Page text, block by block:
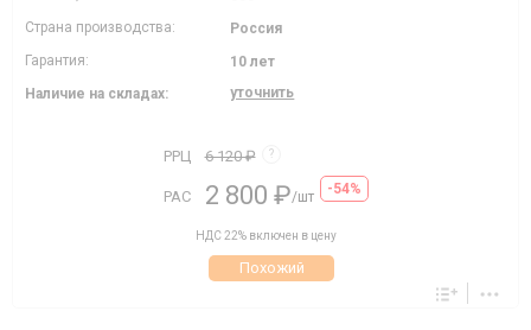
Страна производства:
Россия
Гарантия:
10 лет
Наличие на складах:
уточнить
РРЦ 6 120 ₽ ?
РАС 2 800 ₽/шт -54%
НДС 22% включен в цену
Похожий